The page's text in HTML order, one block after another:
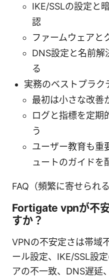
IKE/SSLの設定と
認
ファームウェアと
DNS設定と名前解
る
実務のベストプラク
最初は小さな改善
ログと指標を定期
う
ユーザー教育も重
ュートのガイドを
FAQ（頻繁に寄せられる
Fortigate vpnが不
すか？
VPNの不安定さは帯域
ール設定、IKE/SSL設
アの不一致、DNS遅延